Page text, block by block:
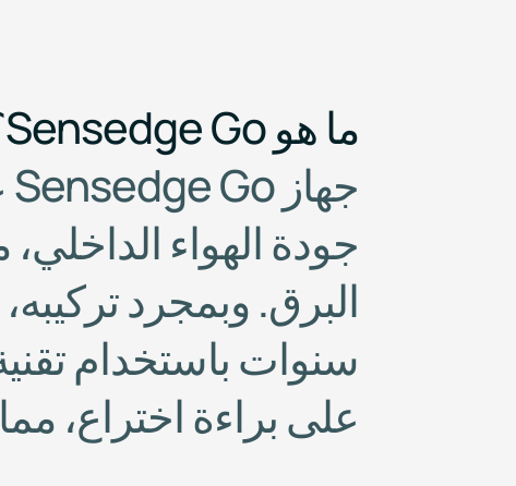
ما هو Sensedge Go؟
جهاز SensedgeGo
جودة الهواء الداخلي،
البر ق. وبمجر دتركيبه،
سنوات باستخدامتقني
على بر اءة اختر اع، مما